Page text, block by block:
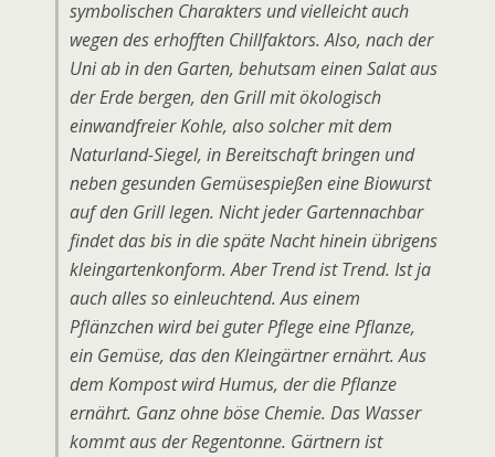
symbolischen Charakters und vielleicht auch
wegen des erhofften Chillfaktors. Also, nach der
Uni ab in den Garten, behutsam einen Salat aus
der Erde bergen, den Grill mit ökologisch
einwandfreier Kohle, also solcher mit dem
Naturland-Siegel, in Bereitschaft bringen und
neben gesunden Gemüsespießen eine Biowurst
auf den Grill legen. Nicht jeder Gartennachbar
findet das bis in die späte Nacht hinein übrigens
kleingartenkonform. Aber Trend ist Trend. Ist ja
auch alles so einleuchtend. Aus einem
Pflänzchen wird bei guter Pflege eine Pflanze,
ein Gemüse, das den Kleingärtner ernährt. Aus
dem Kompost wird Humus, der die Pflanze
ernährt. Ganz ohne böse Chemie. Das Wasser
kommt aus der Regentonne. Gärtnern ist